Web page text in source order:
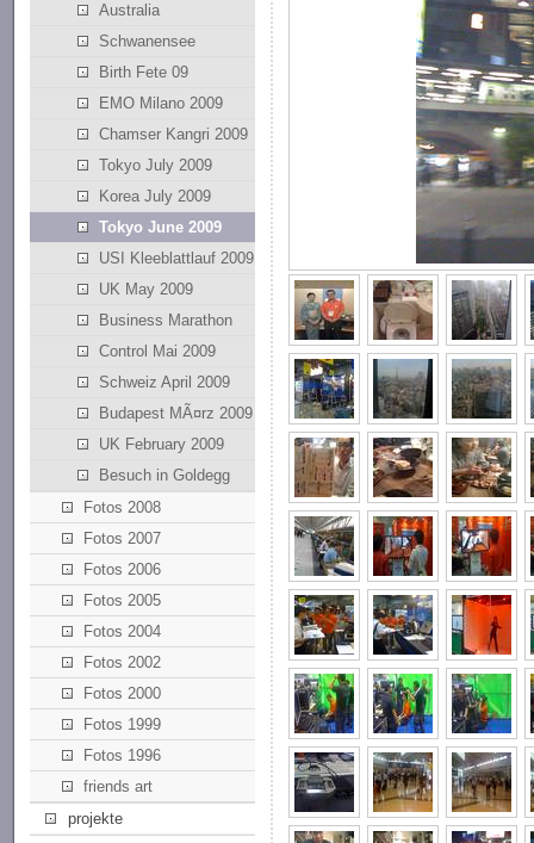
Australia
Schwanensee
Birth Fete 09
EMO Milano 2009
Chamser Kangri 2009
Tokyo July 2009
Korea July 2009
Tokyo June 2009
USI Kleeblattlauf 2009
UK May 2009
Business Marathon
Control Mai 2009
Schweiz April 2009
Budapest MÃ¤rz 2009
UK February 2009
Besuch in Goldegg
Fotos 2008
Fotos 2007
Fotos 2006
Fotos 2005
Fotos 2004
Fotos 2002
Fotos 2000
Fotos 1999
Fotos 1996
friends art
projekte